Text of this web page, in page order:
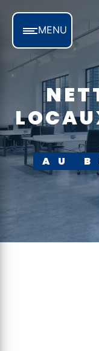
MENU
NETTOYAGE DE
AU
Panneau de gestion